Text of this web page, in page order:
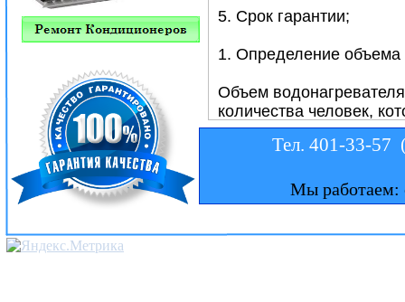
Мы работаем:
Тел. 401-33-57